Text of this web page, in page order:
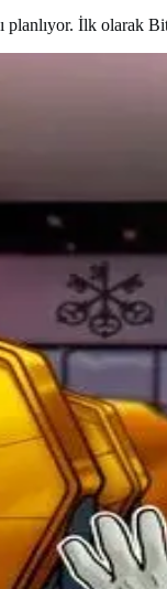
İlk olarak